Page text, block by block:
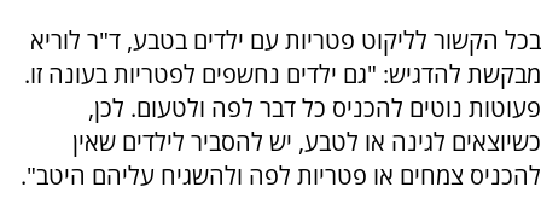
בכל הקשור לליקוט פטריות עם ילדים בטבע, ד"ר לוריא
מבקשת להדגיש: "גם ילדים נחשפים לפטריות בעונה זו.
פעוטות נוטים להכניס כל דבר לפה ולטעום. לכן,
כשיוצאים לגינה או לטבע, יש להסביר לילדים שאין
להכניס צמחים או פטריות לפה ולהשגיח עליהם היטב".